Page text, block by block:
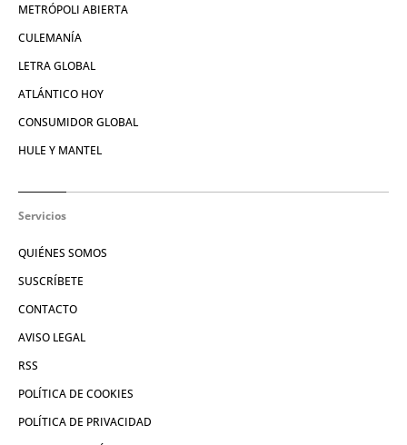
METRÓPOLI ABIERTA
CULEMANÍA
LETRA GLOBAL
ATLÁNTICO HOY
CONSUMIDOR GLOBAL
HULE Y MANTEL
Servicios
QUIÉNES SOMOS
SUSCRÍBETE
CONTACTO
AVISO LEGAL
RSS
POLÍTICA DE COOKIES
POLÍTICA DE PRIVACIDAD